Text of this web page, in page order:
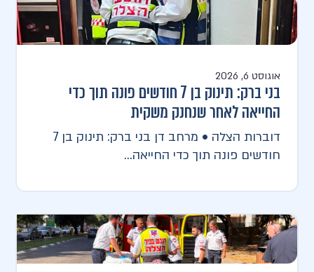
אוגוסט 6, 2026
בני ברק: תינוק בן 7 חודשים פונה תוך כדי
החייאה לאחר שנחנק משקית
דוברות הצלה • מרחב דן בני ברק: תינוק בן 7
חודשים פונה תוך כדי החייאה...